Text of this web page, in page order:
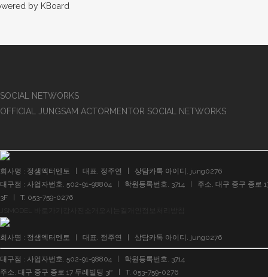
by KBoard
SOCIAL NETWORKS
OFFICIAL JUNGSAM ACTORMENTOR SOCIAL NETWORKS
회사명 : 정샘엑터멘토 | 대표. 정주연 | 상담카톡 아이디. jung0276
대구점 : 사업자번호. 502-91-98804 | 학원등록번호. 3714 | 주소. 대구 중구 종로
3F | T. 053-759-0276
회사명 : 정샘엑터멘토 | 대표. 정주연 | 상담카톡 아이디. jung0276
대구점 : 사업자번호. 502-91-98804 | 학원등록번호. 3714
주소. 대구 중구 종로 17 두레빌딩 3F | T. 053-759-0276